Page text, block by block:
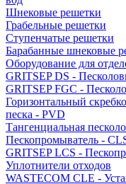
Шнековые решетки
Грабельные решетки
Ступенчатые решетки
Барабанные шнековые
Оборудование для
GRITSEP DS -
GRITSEP FGC -
Горизонтальный
песка - PVD
Тангенциальная
Пескопромыватель -
GRITSEP LCS -
Уплотнители отходов
WASTECOM CLE -